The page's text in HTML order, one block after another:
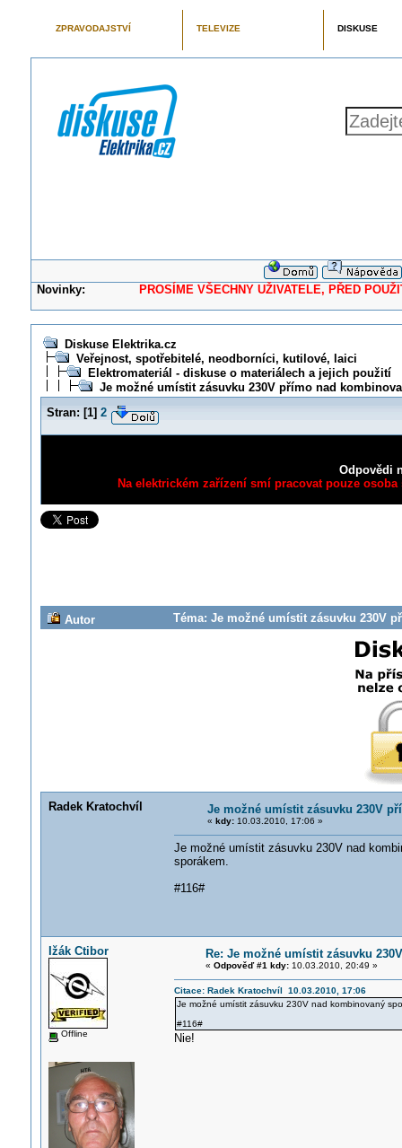
ZPRAVODAJSTVÍ TELEVIZE DISKUSE
Novinky: PROSÍME VŠECHNY UŽIVATELE, PŘED
Diskuse Elektrika.cz
Veřejnost, spotřebitelé, neodborníci, kutilové, laici
Elektromateriál - diskuse o materiálech a jejich použití
Je možné umístit zásuvku 230V přímo nad
Stran: [1] 2
Odpovědi
Na elektrickém zařízení smí pracovat pouze
Autor Téma: Je možné umístit zásuvku 230V
Radek Kratochvíl Je možné umístit zásuvku 230V
« kdy:10.03.2010, 17:06 »
Je možné umístit zásuvku 230V nad
sporákem.
#116#
Ižák Ctibor
Offline
Re: Je možné umístit zásuvku
« Odpověď #1 kdy:10.03.2010, 20:49 »
Citace: Radek Kratochvíl 10.03.2010, 17:06
Je možné umístit zásuvku 230V nad kombinovaný
#116#
Nie!